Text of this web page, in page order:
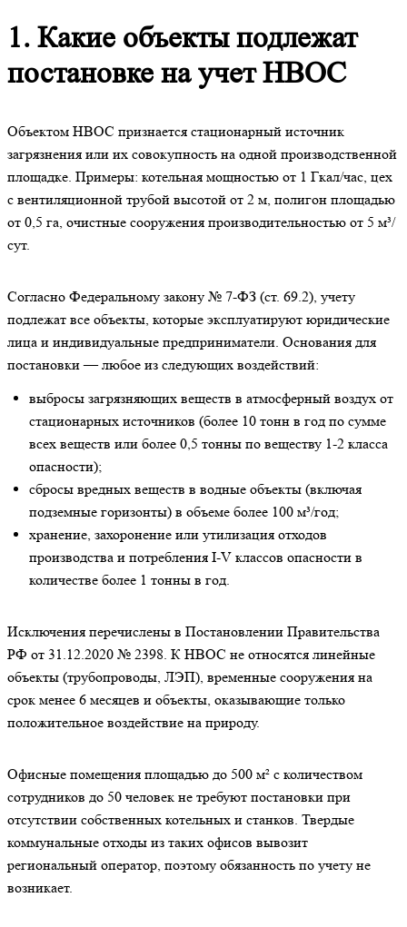
1. Какие объекты подлежат
постановке на учет НВОС
Объектом НВОС признается стационарный источник
загрязнения или их совокупность на одной производственной
площадке. Примеры: котельная мощностью от 1 Гкал/час, цех
с вентиляционной трубой высотой от 2 м, полигон площадью
от 0,5 га, очистные сооружения производительностью от 5 м³/
сут.
Согласно Федеральному закону № 7-ФЗ (ст. 69.2), учету
подлежат все объекты, которые эксплуатируют юридические
лица и индивидуальные предприниматели. Основания для
постановки — любое из следующих воздействий:
выбросы загрязняющих веществ в атмосферный воздух от
стационарных источников (более 10 тонн в год по сумме
всех веществ или более 0,5 тонны по веществу 1-2 класса
опасности);
сбросы вредных веществ в водные объекты (включая
подземные горизонты) в объеме более 100 м³/год;
хранение, захоронение или утилизация отходов
производства и потребления I-V классов опасности в
количестве более 1 тонны в год.
Исключения перечислены в Постановлении Правительства
РФ от 31.12.2020 № 2398. К НВОС не относятся линейные
объекты (трубопроводы, ЛЭП), временные сооружения на
срок менее 6 месяцев и объекты, оказывающие только
положительное воздействие на природу.
Офисные помещения площадью до 500 м² с количеством
сотрудников до 50 человек не требуют постановки при
отсутствии собственных котельных и станков. Твердые
коммунальные отходы из таких офисов вывозит
региональный оператор, поэтому обязанность по учету не
возникает.